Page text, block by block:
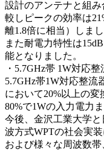
設計のアンテナと組
較しピークの効率は
離1.8倍に相当）しまし
また耐電力特性は
能となりました。
・5.7GHz帯 1W対応整
5.7GHz帯1W対応整流
において20%以上の
80%で1Wの入力電力
今後、金沢工業大学
波方式WPTの社会実
および様々な周波数